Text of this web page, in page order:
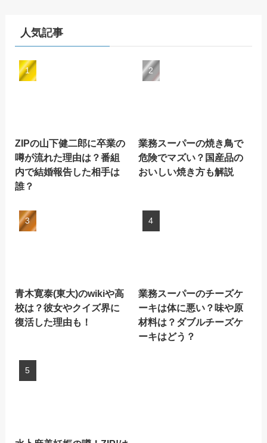
人気記事
ZIPの山下健二郎に卒業の
噂が流れた理由は？番組
内で結婚報告した相手は
誰？
業務スーパーの焼き鳥で
危険でマズい？国産品の
おいしい焼き方も解説
青木寛泰(東大)のwikiや高
校は？彼女やクイズ界に
復活した理由も！
業務スーパーのチーズケ
ーキは体に悪い？味や原
材料は？ダブルチーズケ
ーキはどう？